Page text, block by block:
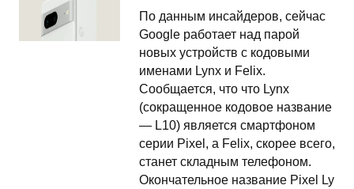
По данным инсайдеров, сейчас
Google работает над парой
новых устройств с кодовыми
именами Lynx и Felix.
Сообщается, что что Lynx
(сокращенное кодовое название
— L10) является смартфоном
серии Pixel, а Felix, скорее всего,
станет складным телефоном.
Окончательное название Pixel Ly